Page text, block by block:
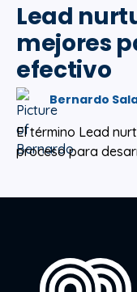
Lead
mejores
efectivo
Bernardo
El término Lead
proceso para